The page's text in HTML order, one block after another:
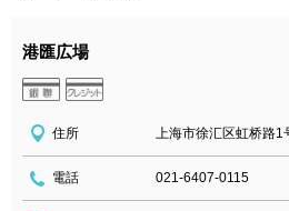
港匯広場
住所 上海市徐汇区虹桥路1
電話 021-6407-0115